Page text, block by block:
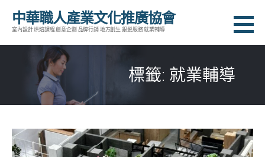
中華職人產業文化推廣協會
室內設計 烘焙課程 創意企劃 品牌行銷 地方創生 銀髮服務 就業輔導
標籤: 就業輔導